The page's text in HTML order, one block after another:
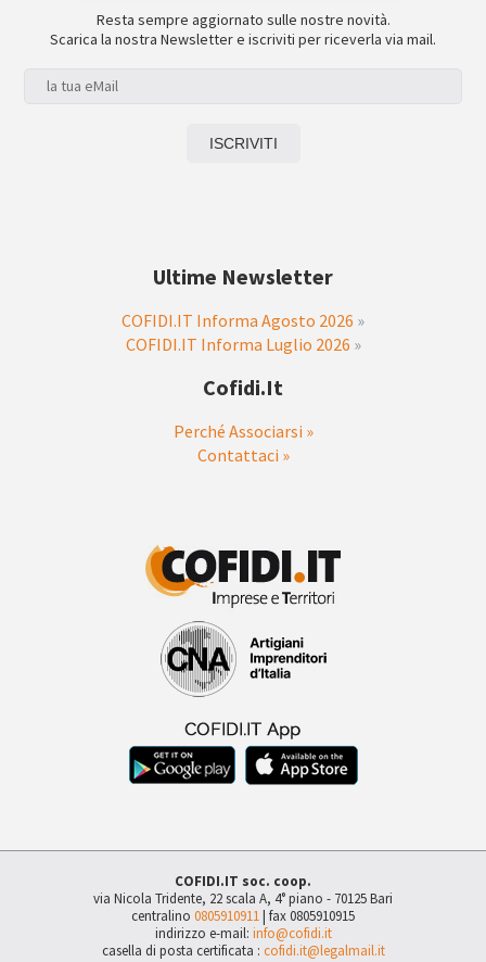
Resta sempre aggiornato sulle nostre novità.
Scarica la nostra Newsletter e iscriviti per riceverla via mail.
Ultime Newsletter
COFIDI.IT Informa Agosto 2026 »
COFIDI.IT Informa Luglio 2026 »
Cofidi.it
Perché Associarsi »
Contattaci »
COFIDI.IT soc. coop.
via Nicola Tridente, 22 scala A, 4° piano - 70125 Bari
centralino 0805910911| fax 0805910915
indirizzo e-mail: info@cofidi.it
casella di posta certificata : cofidi.it@legalmail.it